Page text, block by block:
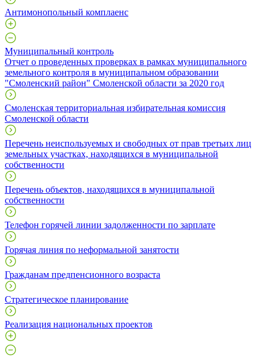
Антимонопольный комплаенс
Муниципальный контроль
Отчет о проведенных проверках в рамках муниципального
земельного контроля в муниципальном образовании
"Смоленский район" Смоленской области за 2020 год
Смоленская территориальная избирательная комиссия
Смоленской области
Перечень неиспользуемых и свободных от прав третьих лиц
земельных участках, находящихся в муниципальной
собственности
Перечень объектов, находящихся в муниципальной
собственности
Телефон горячей линии задолженности по зарплате
Горячая линия по неформальной занятости
Гражданам предпенсионного возраста
Стратегическое планирование
Реализация национальных проектов